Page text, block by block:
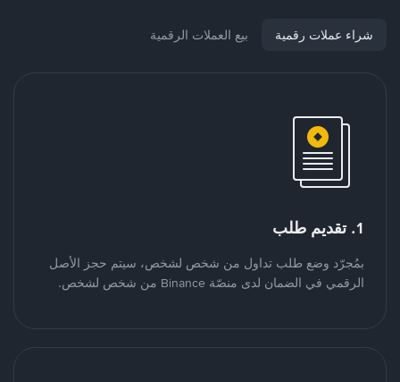
شراء عملات رقمية بيع العملات الرقمية
1. تقديم طلب
بمُجرّد وضع طلب تداول من شخص لشخص، سيتم حجز الأصل
الرقمي في الضمان لدى منصّة Binance من شخص لشخص.